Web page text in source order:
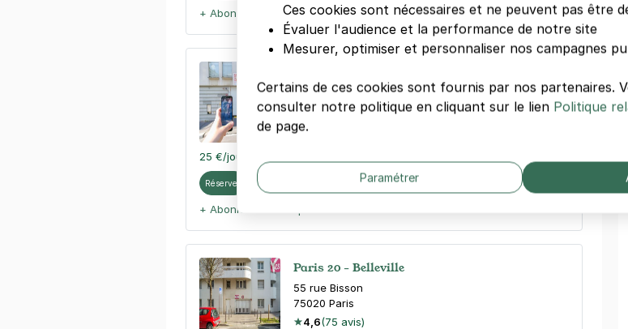
+ Abonnements disponibles
67 rue des Panoyaux
75020Paris
4,4
25 €/jour
Réserver
+ Abonnements disponibles
Paris 20 - Belleville
55 rue Bisson
75020 Paris
4,6(75 avis)
Ces cookies sont nécessaires et ne peuvent pas être
Évaluer l'audience et la performance de notre site
Mesurer, optimiser et personnaliser nos campagnes
Certains de ces cookies sont fournis par nos partenaires.
consulter notre politique en cliquant sur le lien Politique
de page.
Paramétrer